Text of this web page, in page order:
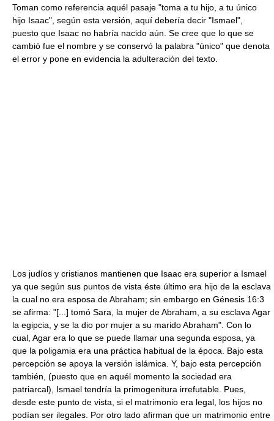
Toman como referencia aquél pasaje "toma a tu hijo, a tu único
hijo Isaac", según esta versión, aquí debería decir "Ismael",
puesto que Isaac no habría nacido aún. Se cree que lo que se
cambió fue el nombre y se conservó la palabra "único" que denota
el error y pone en evidencia la adulteración del texto.
Los judíos y cristianos mantienen que Isaac era superior a Ismael
ya que según sus puntos de vista éste último era hijo de la esclava
la cual no era esposa de Abraham; sin embargo en Génesis 16:3
se afirma: "[...] tomó Sara, la mujer de Abraham, a su esclava Agar
la egipcia, y se la dio por mujer a su marido Abraham". Con lo
cual, Agar era lo que se puede llamar una segunda esposa, ya
que la poligamia era una práctica habitual de la época. Bajo esta
percepción se apoya la versión islámica. Y, bajo esta percepción
también, (puesto que en aquél momento la sociedad era
patriarcal), Ismael tendría la primogenitura irrefutable. Pues,
desde este punto de vista, si el matrimonio era legal, los hijos no
podían ser ilegales. Por otro lado afirman que un matrimonio entre